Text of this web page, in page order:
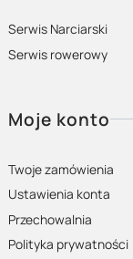
Serwis Narciarski
Serwis rowerowy
Moje konto
Twoje zamówienia
Ustawienia konta
Przechowalnia
Polityka prywatności